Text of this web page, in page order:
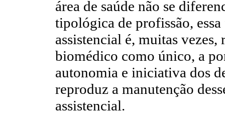
área de saúde não se
tipológica de profissão,
assistencial é, muitas
biomédico como único, a
autonomia e iniciativa dos
reproduz a manutenção
assistencial.